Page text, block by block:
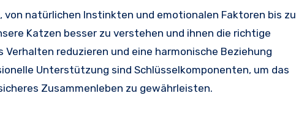
von natürlichen Instinkten und emotionalen Faktoren bis zu
Katzen besser zu verstehen und ihnen die richtige
reduzieren und eine harmonische Beziehung
Unterstützung sind Schlüsselkomponenten, um das
Zusammenleben zu gewährleisten.